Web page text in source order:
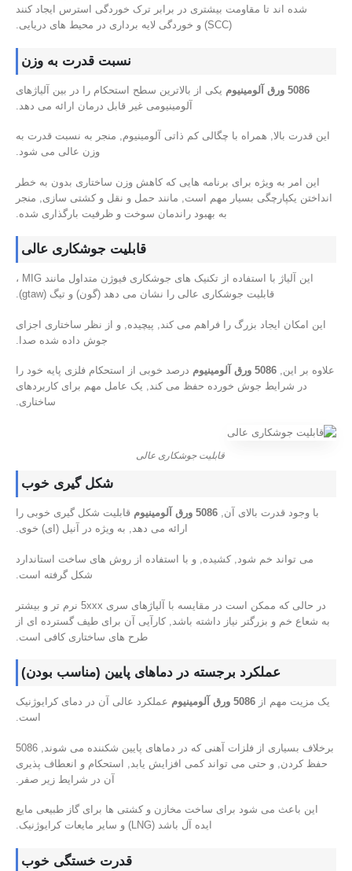
شده اند تا مقاومت بیشتری در برابر ترک خوردگی استرس ایجاد کنند
(SCC) و خوردگی لایه برداری در محیط های دریایی.
نسبت قدرت به وزن
5086 ورق آلومینیوم
یکی از بالاترین سطح استحکام را در بین آلیاژهای
آلومینیومی غیر قابل درمان ارائه می دهد.
این قدرت بالا, همراه با چگالی کم ذاتی آلومینیوم, منجر به نسبت قدرت به
وزن عالی می شود.
این امر به ویژه برای برنامه هایی که کاهش وزن ساختاری بدون به خطر
انداختن یکپارچگی بسیار مهم است, مانند حمل و نقل و کشتی سازی, منجر
به بهبود راندمان سوخت و ظرفیت بارگذاری شده.
قابلیت جوشکاری عالی
این آلیاژ با استفاده از تکنیک های جوشکاری فیوژن متداول مانند MIG ،
قابلیت جوشکاری عالی را نشان می دهد (گون) و تیگ (gtaw).
این امکان ایجاد بزرگ را فراهم می کند, پیچیده, و از نظر ساختاری اجزای
جوش داده شده صدا.
علاوه بر این, 5086 ورق آلومینیوم
درصد خوبی از استحکام فلزی پایه خود را
در شرایط جوش خورده حفظ می کند, یک عامل مهم برای کاربردهای
ساختاری.
قابلیت جوشکاری عالی
شکل گیری خوب
با وجود قدرت بالای آن, 5086 ورق آلومینیوم
قابلیت شکل گیری خوبی را
ارائه می دهد, به ویژه در آنیل (ای) خوی.
می تواند خم شود, کشیده, و با استفاده از روش های ساخت استاندارد
شکل گرفته است.
در حالی که ممکن است در مقایسه با آلیاژهای سری 5xxx نرم تر و بیشتر
به شعاع خم و بزرگتر نیاز داشته باشد, کارآیی آن برای طیف گسترده ای از
طرح های ساختاری کافی است.
عملکرد برجسته در دماهای پایین (مناسب بودن)
یک مزیت مهم از 5086 ورق آلومینیوم
عملکرد عالی آن در دمای کرایوژنیک
است.
برخلاف بسیاری از فلزات آهنی که در دماهای پایین شکننده می شوند, 5086
حفظ کردن, و حتی می تواند کمی افزایش یابد, استحکام و انعطاف پذیری
آن در شرایط زیر صفر.
این باعث می شود برای ساخت مخازن و کشتی ها برای گاز طبیعی مایع
ایده آل باشد (LNG) و سایر مایعات کرایوژنیک.
قدرت خستگی خوب